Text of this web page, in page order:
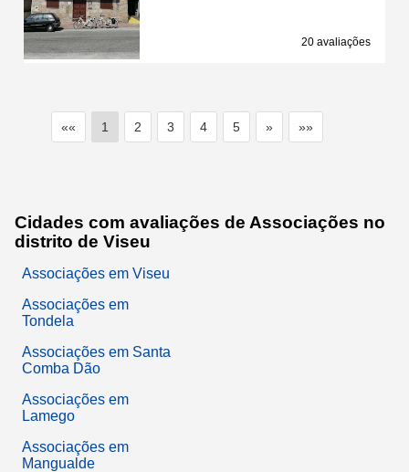
20 avaliações
«« 1 2 3 4 5 » »»
Cidades com avaliações de Associações no
distrito de Viseu
Associações em Viseu
Associações em
Tondela
Associações em Santa
Comba Dão
Associações em
Lamego
Associações em
Mangualde